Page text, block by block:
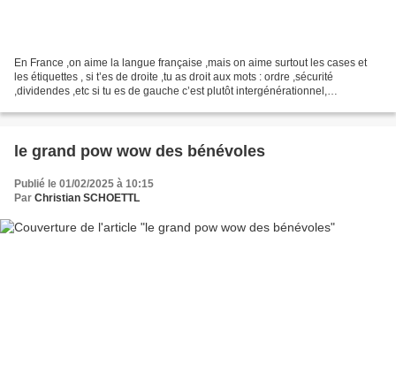
En France ,on aime la langue française ,mais on aime surtout les cases et
les étiquettes , si t’es de droite ,tu as droit aux mots : ordre ,sécurité
,dividendes ,etc si tu es de gauche c’est plutôt intergénérationnel,
le grand pow wow des bénévoles
Publié le 01/02/2025 à 10:15
Par Christian SCHOETTL